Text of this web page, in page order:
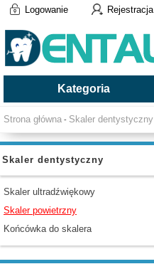
Logowanie Rejestracja
Kategoria
Strona główna - Skaler dentystyczny
Skaler dentystyczny
Skaler ultradźwiękowy
Skaler powietrzny
Końcówka do skalera